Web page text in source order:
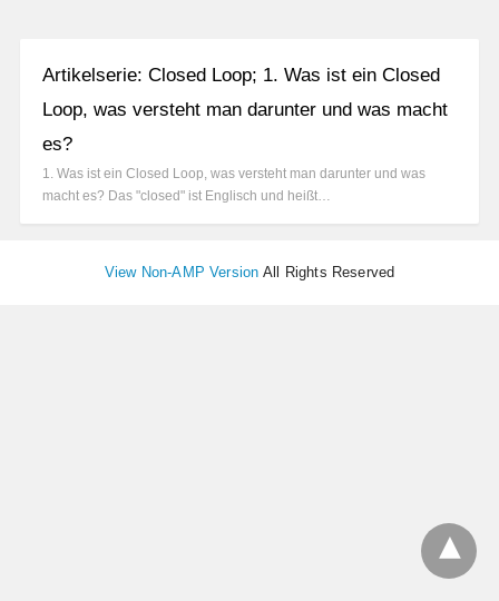
Artikelserie: Closed Loop; 1. Was ist ein Closed
Loop, was versteht man darunter und was macht
es?
1. Was ist ein Closed Loop, was versteht man darunter und was
macht es? Das "closed" ist Englisch und heißt…
View Non-AMP Version All Rights Reserved